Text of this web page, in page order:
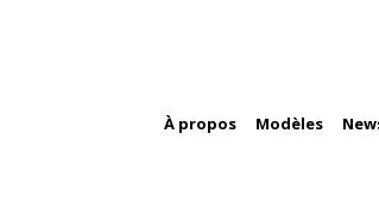
À propos Modèles